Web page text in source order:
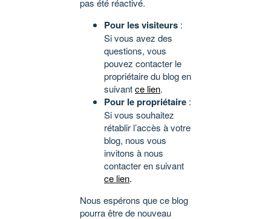
pas été réactivé.
Pour les visiteurs :
Si vous avez des
questions, vous
pouvez contacter le
propriétaire du blog en
suivantce lien.
Pour le propriétaire :
Si vous souhaitez
rétablir l’accès à votre
blog, nous vous
invitons à nous
contacter en suivant
ce lien.
Nous espérons que ce blog
pourra être de nouveau